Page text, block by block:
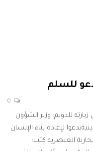
للسلم
زيارته للدويم: وزير الشؤون
لإعادة بناء الإنسان
العنصرية كتب: